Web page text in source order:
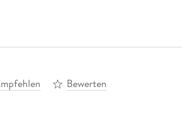
Bewerten